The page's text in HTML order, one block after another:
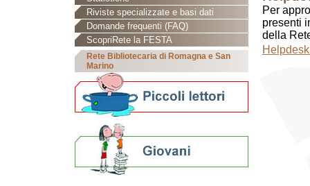
Per
presenti
della
Riviste specializzate e basi dati
Domande frequenti (FAQ)
ScopriRete la FESTA
Rete Bibliotecaria di Romagna e San
Marino